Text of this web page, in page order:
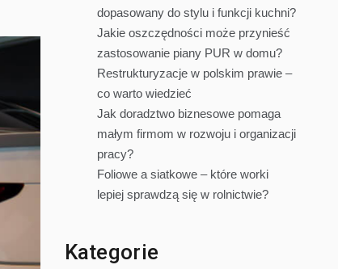
dopasowany do stylu i funkcji kuchni?
Jakie oszczędności może przynieść
zastosowanie piany PUR w domu?
Restrukturyzacje w polskim prawie –
co warto wiedzieć
Jak doradztwo biznesowe pomaga
małym firmom w rozwoju i organizacji
pracy?
Foliowe a siatkowe – które worki
lepiej sprawdzą się w rolnictwie?
Kategorie